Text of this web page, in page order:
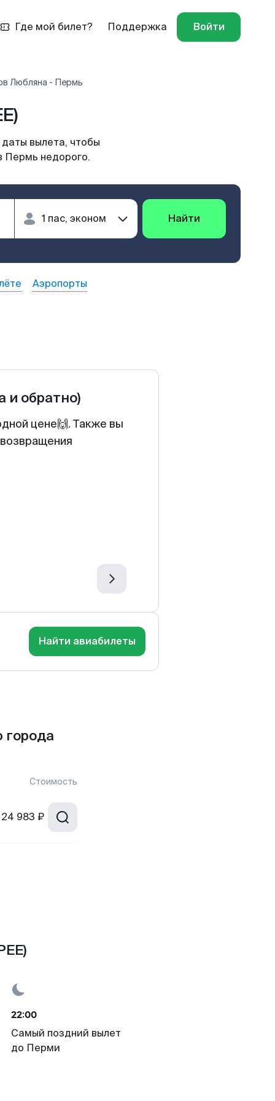
Где мой билет? Поддержка Войти
Любляна - Пермь
вылета, чтобы
Пермь недорого.
Найти
Аэропорты
и обратно)
цене🙌. Также вы
Найти авиабилеты
Стоимость
24 983 ₽
22:00
Самый поздний вылет
до Перми